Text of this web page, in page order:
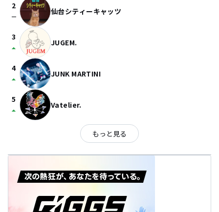
2
check_indeterminate_small 仙台シティーキャッツ
3
arrow_drop_up JUGEM.
4
arrow_drop_up JUNK MARTINI
5
arrow_drop_up Vatelier.
もっと見る